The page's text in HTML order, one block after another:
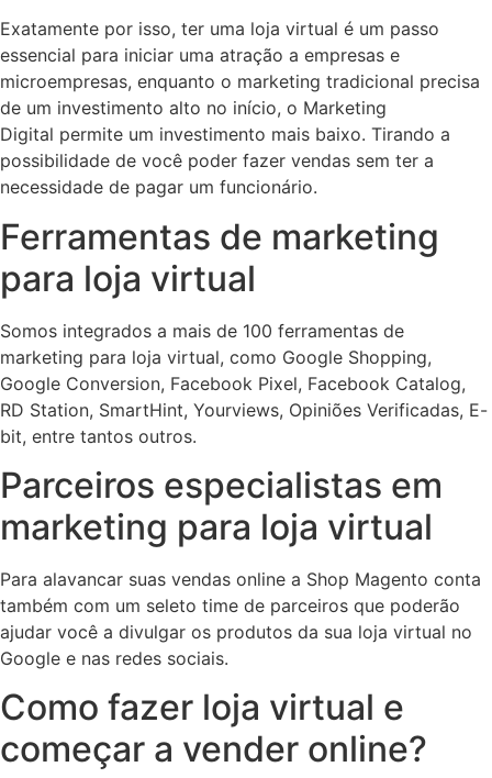
Exatamente por isso, ter uma loja virtual é um passo
essencial para iniciar uma atração a empresas e
microempresas, enquanto o marketing tradicional precisa
de um investimento alto no início, o Marketing
Digital permite um investimento mais baixo. Tirando a
possibilidade de você poder fazer vendas sem ter a
necessidade de pagar um funcionário.
Ferramentas de marketing
para loja virtual
Somos integrados a mais de 100 ferramentas de
marketing para loja virtual, como Google Shopping,
Google Conversion, Facebook Pixel, Facebook Catalog,
RD Station, SmartHint, Yourviews, Opiniões Verificadas, E-
bit, entre tantos outros.
Parceiros especialistas em
marketing para loja virtual
Para alavancar suas vendas online a Shop Magento conta
também com um seleto time de parceiros que poderão
ajudar você a divulgar os produtos da sua loja virtual no
Google e nas redes sociais.
Como fazer loja virtual e
começar a vender online?